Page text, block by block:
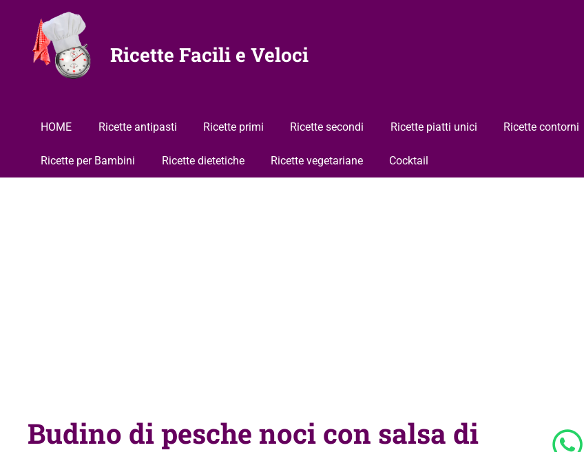
contenuto
Ricette Facili e Veloci
HOME Ricette antipasti Ricette primi Ricette secondi Ricette piatti unici Ricette contorni
Ricette per Bambini Ricette dietetiche Ricette vegetariane Cocktail
Budino di pesche noci con salsa di